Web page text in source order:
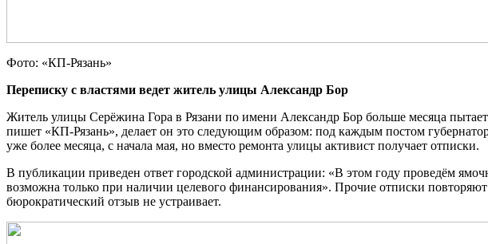
Фото: «КП-Рязань»
Переписку с властями ведет житель улицы Александр Бор
Житель улицы Серёжина Гора в Рязани по имени Александр Бор больше месяца
пишет «КП-Рязань», делает он это следующим образом: под каждым постом
уже более месяца, с начала мая, но вместо ремонта улицы активист получает отписки.
В публикации приведен ответ городской администрации: «В этом году проведём
возможна только при наличии целевого финансирования». Прочие отписки
бюрократический отзыв не устраивает.